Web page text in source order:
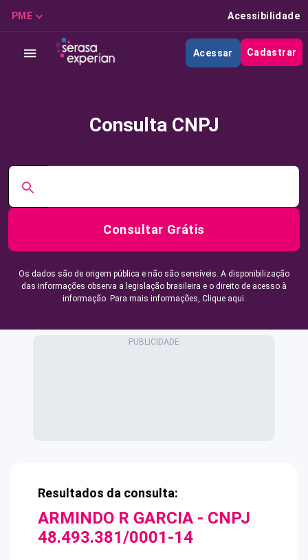
PME Acessibilidade
Acessar Cadastrar
Consulta CNPJ
Consultar Grátis
Os dados são de origem pública e não são sensíveis. A disponibilização
das informações observa a legislação brasileira e o direito de acesso à
informação. Para mais informações, Clique aqui.
Resultados da consulta:
ARMINDO R GARCIA - CNPJ
48.493.381/0001-14